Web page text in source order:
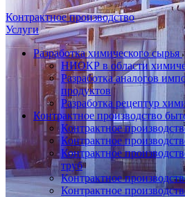
Контрактное производство
Услуги
Разработка химического сырья
НИОКР в области
Разработка аналогов
продуктов
Разработка рецептур
Контрактное производство
Контрактное
Контрактное
Контрактное
труб
Контрактное
Контрактное